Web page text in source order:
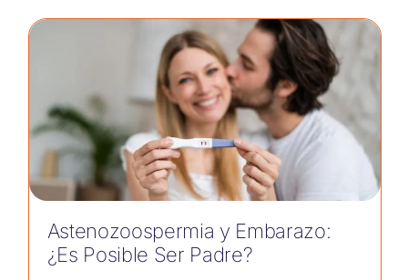
Astenozoospermia y Embarazo:
¿Es Posible Ser Padre?